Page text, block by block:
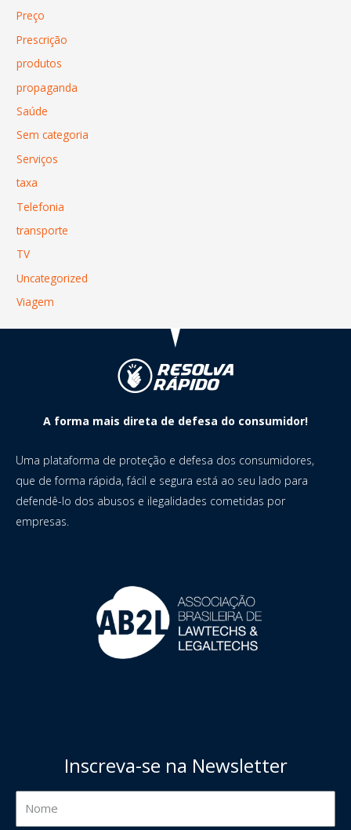
Preço
Prescrição
produtos
propaganda
Saúde
Sem categoria
Serviços
taxa
Telefonia
transporte
TV
Uncategorized
Viagem
A forma mais direta de defesa do consumidor!
Uma plataforma de proteção e defesa dos consumidores,
que de forma rápida, fácil e segura está ao seu lado para
defendê-lo dos abusos e ilegalidades cometidas por
empresas.
Inscreva-se na Newsletter